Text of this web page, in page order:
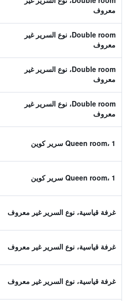
معروف
Double room، نوع السرير غير
معروف
Double room، نوع السرير غير
معروف
Double room، نوع السرير غير
معروف
Queen room، 1 سرير كوين
Queen room، 1 سرير كوين
غرفة قياسية، نوع السرير غير معروف
غرفة قياسية، نوع السرير غير معروف
غرفة قياسية، نوع السرير غير معروف